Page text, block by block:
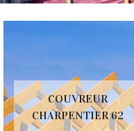
COUVREUR
CHARPENTIER 62